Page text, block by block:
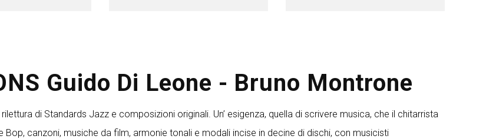
Guido Di Leone - Bruno Montrone
di Standards Jazz e composizioni originali. Un’ esigenza, quella di scrivere musica, che il chitarrista
canzoni, musiche da film, armonie tonali e modali incise in decine di dischi, con musicisti